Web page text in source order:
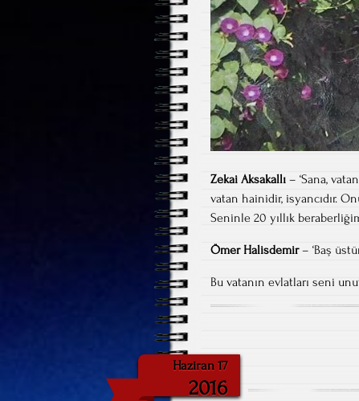
Zekai Aksakallı – ‘Sana,
vatan hainidir, isyancıdır.
Seninle 20 yıllık
Ömer Halisdemir– ‘Baş
Bu vatanın evlatları seni
Haziran 17
2016